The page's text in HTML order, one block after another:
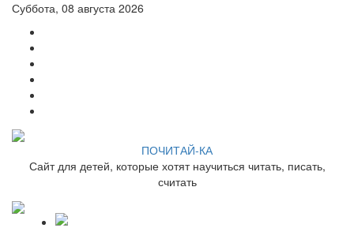
Суббота, 08 августа 2026
ПОЧИТАЙ-КА
Сайт для детей, которые хотят научиться читать, писать,
считать